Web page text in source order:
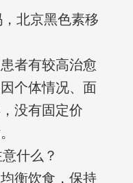
北京黑色素移
者有较高治愈
个体情况、面
没有固定价
什么？
衡饮食，保持